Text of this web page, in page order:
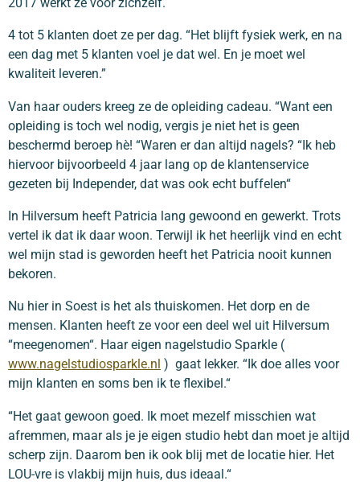
4 tot 5 klanten doet ze per dag. “Het blijft fysiek werk, en na
een dag met 5 klanten voel je dat wel. En je moet wel
kwaliteit leveren.”
Van haar ouders kreeg ze de opleiding cadeau. “Want een
opleiding is toch wel nodig, vergis je niet het is geen
beschermd beroep hè! “Waren er dan altijd nagels? “Ik heb
hiervoor bijvoorbeeld 4 jaar lang op de klantenservice
gezeten bij Independer, dat was ook echt buffelen“
In Hilversum heeft Patricia lang gewoond en gewerkt. Trots
vertel ik dat ik daar woon. Terwijl ik het heerlijk vind en echt
wel mijn stad is geworden heeft het Patricia nooit kunnen
bekoren.
Nu hier in Soest is het als thuiskomen. Het dorp en de
mensen. Klanten heeft ze voor een deel wel uit Hilversum
“meegenomen“. Haar eigen nagelstudio Sparkle (
www.nagelstudiosparkle.nl ) gaat lekker. “Ik doe alles voor
mijn klanten en soms ben ik te flexibel.“
“Het gaat gewoon goed. Ik moet mezelf misschien wat
afremmen, maar als je je eigen studio hebt dan moet je altijd
scherp zijn. Daarom ben ik ook blij met de locatie hier. Het
LOU-vre is vlakbij mijn huis, dus ideaal.“